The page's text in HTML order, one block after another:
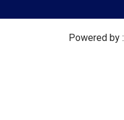
Powered by :